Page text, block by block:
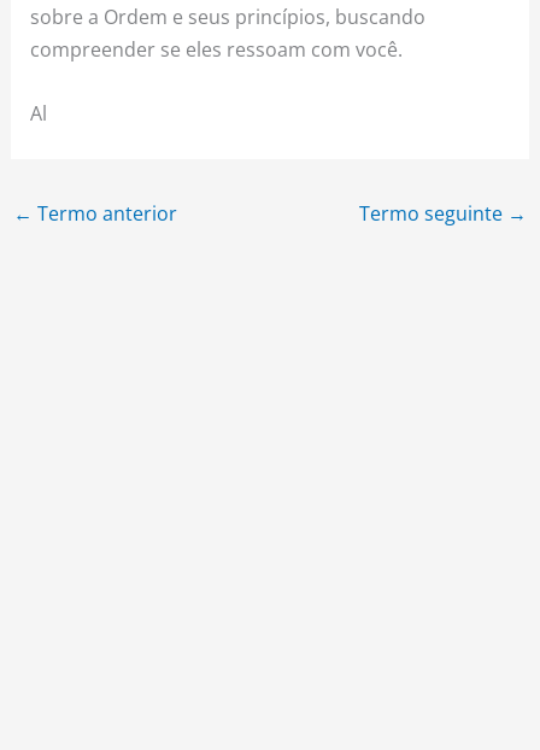
sobre a Ordem e seus princípios, buscando
compreender se eles ressoam com você.
Al
← Termo anterior Termo seguinte →